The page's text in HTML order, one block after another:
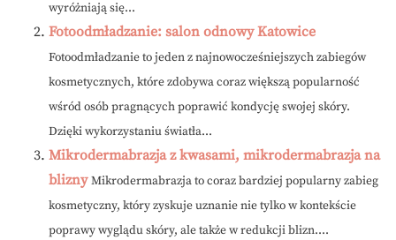
wyróżniają się...
Fotoodmładzanie: salon odnowy Katowice
Fotoodmładzanie to jeden z najnowocześniejszych zabiegów
kosmetycznych, które zdobywa coraz większą popularność
wśród osób pragnących poprawić kondycję swojej skóry.
Dzięki wykorzystaniu światła...
Mikrodermabrazja z kwasami, mikrodermabrazja na
blizny Mikrodermabrazja to coraz bardziej popularny zabieg
kosmetyczny, który zyskuje uznanie nie tylko w kontekście
poprawy wyglądu skóry, ale także w redukcji blizn....